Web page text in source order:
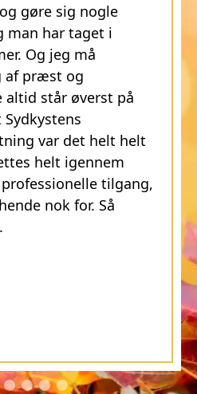
gøre sig nogle
man har taget i
Og jeg må
af præst og
altid står øverst på
var det helt helt
helt igennem
tilgang,
nok for. Så